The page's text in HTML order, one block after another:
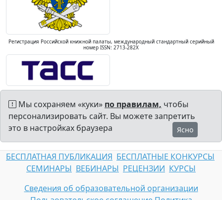
Регистрация Российской книжной палаты, международный стандартный серийный
номер ISSN: 2713-282X
Мы сохраняем «куки» по правилам, чтобы
персонализировать сайт. Вы можете запретить
это в настройках браузера
Ясно
БЕСПЛАТНАЯ ПУБЛИКАЦИЯ БЕСПЛАТНЫЕ КОНКУРСЫ
СЕМИНАРЫ ВЕБИНАРЫ РЕЦЕНЗИИ КУРСЫ
Сведения об образовательной организации